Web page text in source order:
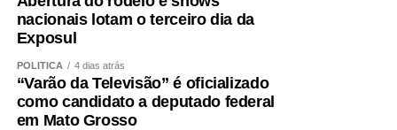
nacionais lotam o terceiro dia da
Exposul
POLÍTICA 4 dias atrás
“Varão da Televisão” é oficializado
como candidato a deputado federal
em Mato Grosso